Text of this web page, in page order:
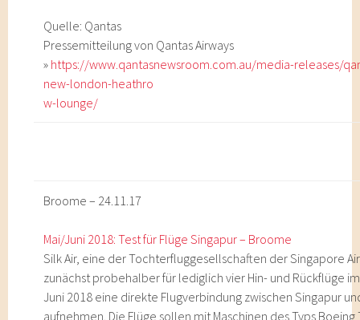
Quelle: Qantas
Pressemitteilung von Qantas Airways
» https://www.qantasnewsroom.com.au/media-releases/
new-london-heathro
w-lounge/
Broome – 24.11.17
Mai/Juni 2018: Test für Flüge Singapur – Broome
Silk Air, eine der Tochterfluggesellschaften der Singapore
zunächst probehalber für lediglich vier Hin- und Rückflüge
Juni 2018 eine direkte Flugverbindung zwischen Singapur
aufnehmen. Die Flüge sollen mit Maschinen des Typs Boeing